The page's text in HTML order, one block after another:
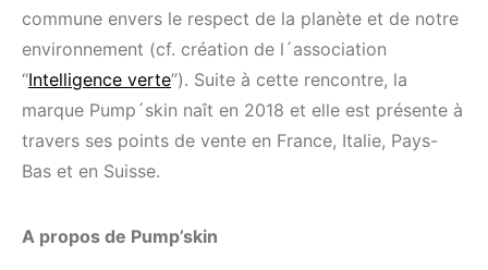
commune envers le respect de la planète et de notre
environnement (cf. création de l´association
“Intelligence verte”). Suite à cette rencontre, la
marque Pump´skin naît en 2018 et elle est présente à
travers ses points de vente en France, Italie, Pays-
Bas et en Suisse.
A propos de Pump’skin